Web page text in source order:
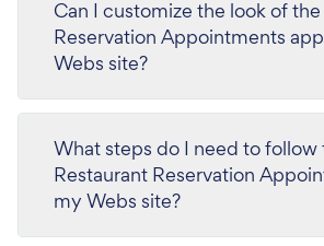
Can I customize the look of
Reservation Appointments
Webs site?
What steps do I need to follow
Restaurant Reservation
my Webs site?